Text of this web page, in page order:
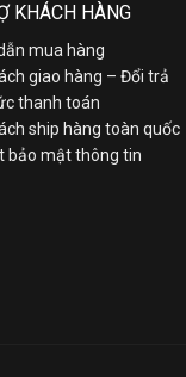
KHÁCH HÀNG
mua hàng
giao hàng – Đổi trả
thanh toán
ship hàng toàn quốc
bảo mật thông tin